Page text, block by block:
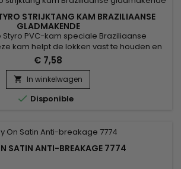
STRIJKTANG KAM BRAZILIAANSE
GLADMAKENDE
PVC-kam speciale Braziliaanse
kam helpt de lokken vast te houden en
rechttrekken. Zorgt ervoor dat het haar
war raakt tijdens het rechttrekken.
€ 7,58
 In winkelwagen
 Disponible
SATIN ANTI-BREAKAGE 7774